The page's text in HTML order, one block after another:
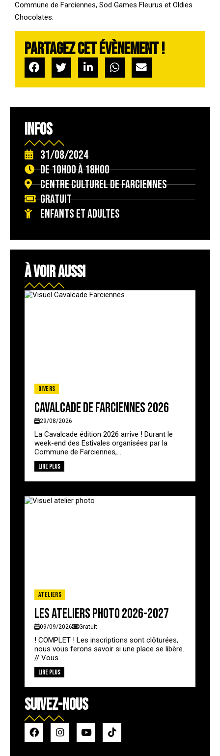
Commune de Farciennes, Sod Games Fleurus et Oldies
Chocolates.
Partagez cet évènement !
INFOS
31/08/2024
de 10h00 à 18h00
Centre culturel de Farciennes
Gratuit
Enfants et adultes
À VOIR AUSSI
Divers
Cavalcade de Farciennes 2026
29/08/2026
La Cavalcade édition 2026 arrive ! Durant le
week-end des Estivales organisées par la
Commune de Farciennes,...
Lire plus
Ateliers
Les ateliers photo 2026-2027
09/09/2026 Gratuit
! COMPLET ! Les inscriptions sont clôturées,
nous vous ferons savoir si une place se libère.
// Vous...
Lire plus
SUIVEZ-NOUS